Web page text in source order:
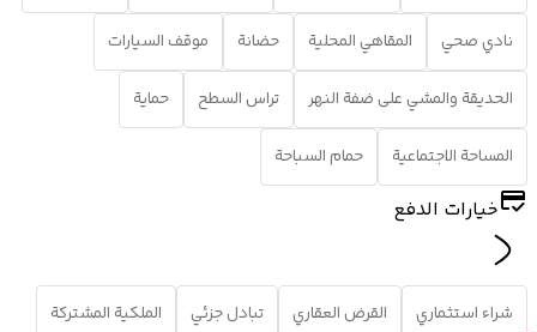
نادي صحي المقاهي المحلية حضانة موقف السيارات
الحديقة والمشي على ضفة النهر تراس السطح حماية
المساحة الاجتماعية حمام السباحة
خيارات الدفع
شراء استثماري القرض العقاري تبادل جزئي الملكية المشتركة